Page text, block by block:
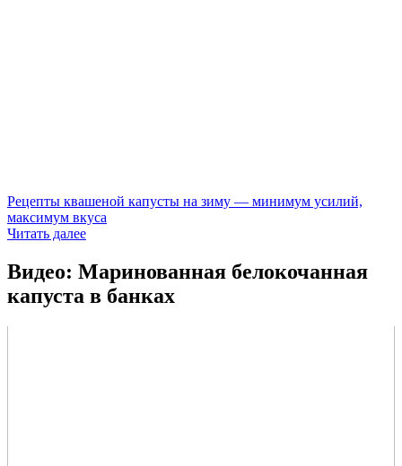
Рецепты квашеной капусты на зиму — минимум усилий,
максимум вкуса
Читать далее
Видео: Маринованная белокочанная
капуста в банках